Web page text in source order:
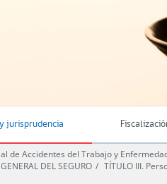
jurisprudencia
de Accidentes del Trabajo y
DEL SEGURO TÍTULO III.